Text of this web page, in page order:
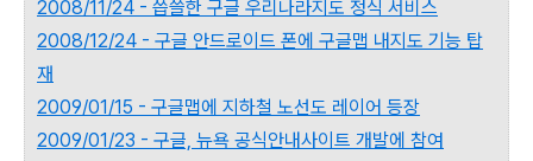
2008/11/24 - 씁쓸한 구글 우리나라지도 정식 서비스
2008/12/24 - 구글 안드로이드 폰에 구글맵 내지도 기능 탑
재
2009/01/15 - 구글맵에 지하철 노선도 레이어 등장
2009/01/23 - 구글, 뉴욕 공식안내사이트 개발에 참여